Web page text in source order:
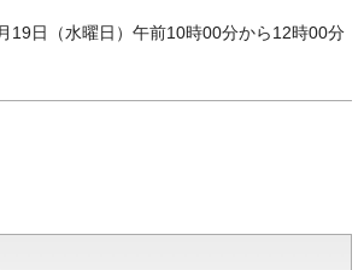
19日（水曜日）午前10時00分から12時00分